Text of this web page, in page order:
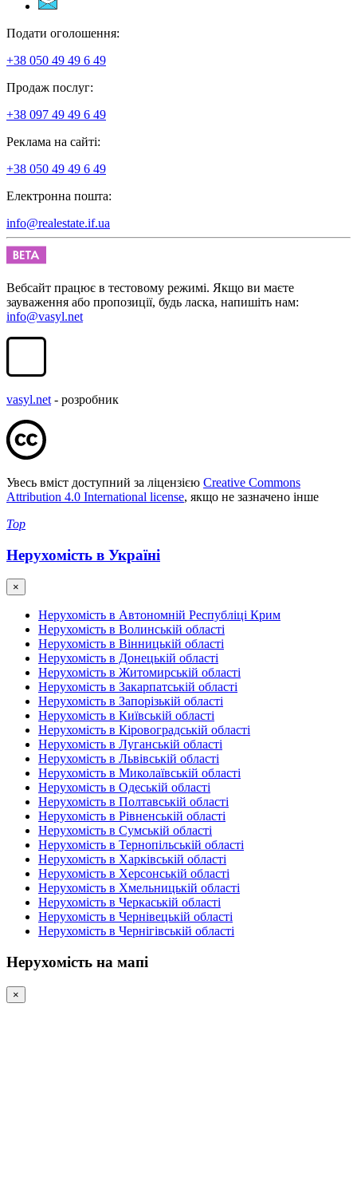
Подати оголошення:
+38 050 49 49 6 49
Продаж послуг:
+38 097 49 49 6 49
Реклама на сайті:
+38 050 49 49 6 49
Електронна пошта:
info@realestate.if.ua
Вебсайт працює в тестовому режимі. Якщо ви маєте
зауваження або пропозиції, будь ласка, напишіть нам:
info@vasyl.net
vasyl.net - розробник
Увесь вміст доступний за ліцензією Creative Commons
Attribution 4.0 International license, якщо не зазначено інше
Top
Нерухомість в Україні
×
Нерухомість в Автономній Республіці Крим
Нерухомість в Волинській області
Нерухомість в Вінницькій області
Нерухомість в Донецькій області
Нерухомість в Житомирській області
Нерухомість в Закарпатській області
Нерухомість в Запорізькій області
Нерухомість в Київській області
Нерухомість в Кіровоградській області
Нерухомість в Луганській області
Нерухомість в Львівській області
Нерухомість в Миколаївській області
Нерухомість в Одеській області
Нерухомість в Полтавській області
Нерухомість в Рівненській області
Нерухомість в Сумській області
Нерухомість в Тернопільській області
Нерухомість в Харківській області
Нерухомість в Херсонській області
Нерухомість в Хмельницькій області
Нерухомість в Черкаській області
Нерухомість в Чернівецькій області
Нерухомість в Чернігівській області
Нерухомість на мапі
×